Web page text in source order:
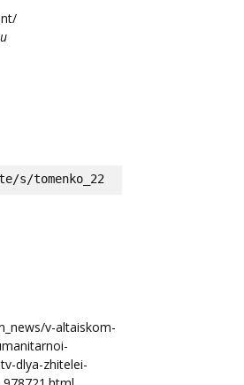
s/tomenko_22
v-altaiskom-
dlya-zhitelei-